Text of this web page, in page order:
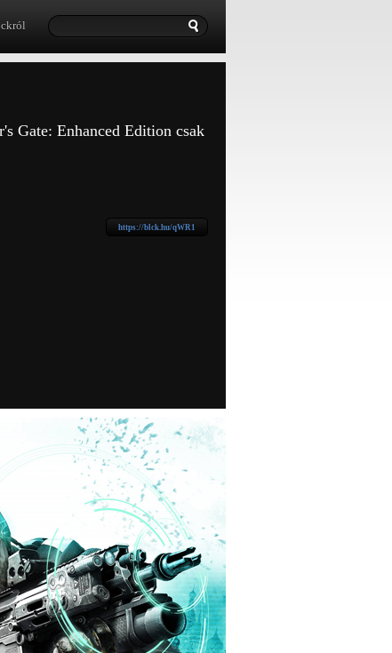
Gate: Enhanced Edition csak